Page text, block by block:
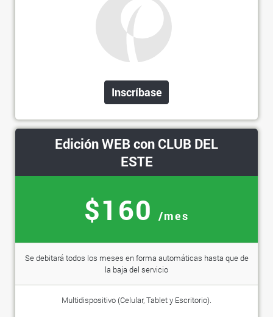
Inscríbase
Edición WEB con CLUB DEL
ESTE
$160 /mes
Se debitará todos los meses en forma automáticas hasta que de
la baja del servicio
Multidispositivo (Celular, Tablet y Escritorio).